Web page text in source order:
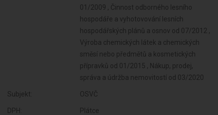
Subjekt: OSVČ
DPH: Plátce